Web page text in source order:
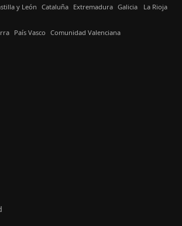
y León Cataluña Extremadura Galicia La Rioja
País Vasco Comunidad Valenciana